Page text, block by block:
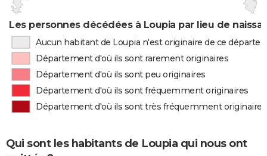
Les personnes décédées à Loupia par lieu de
Aucun habitant de Loupia n'est originaire de ce
Département d'où ils sont rarement originaires
Département d'où ils sont peu originaires
Département d'où ils sont fréquemment originaires
Département d'où ils sont très fréquemment originaires
Qui sont les habitants de Loupia qui nous ont